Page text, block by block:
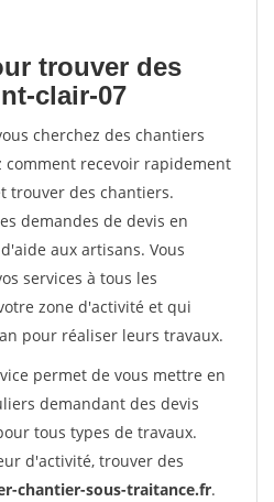
trouver des
clair-07
cherchez des chantiers
comment recevoir rapidement
trouver des chantiers.
demandes de devis en
aux artisans. Vous
services à tous les
zone d'activité et qui
pour réaliser leurs travaux.
permet de vous mettre en
demandant des devis
tous types de travaux.
d'activité, trouver des
chantier-sous-traitance.fr.